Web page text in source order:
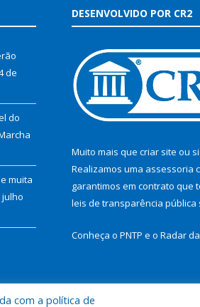
de
do
muita
julho
DESENVOLVIDO POR CR2
Muito mais que criar site ou
Realizamos uma assessoria
garantimos em contrato que
leis de transparência pública
Conheça o PNTP e o Radar
com a política de